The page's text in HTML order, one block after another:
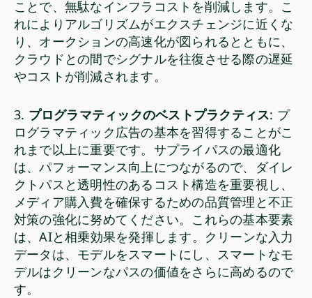
ことで、無駄なインフラコストを削減します。こ
れによりアルゴリズムがエクスチェンジに近くな
り、オークションの高速化が図られるとともに、
クラウドとの間でシグナルを往復させる際の遅延
やコストが削減されます。
3. プログラマティックのベストプラクティス: プ
ログラマティック広告の基本を習得することがこ
れまで以上に重要です。サプライパスの最適化
は、パフォーマンス向上につながるので、ダイレ
クトパスと透明性のあるコスト構造を重要視し、
メディア購入費を確保するための品質管理と不正
対策の強化に努めてください。これらの基本要素
は、AIと相乗効果を発揮します。クリーンな入力
データは、モデルをスマートにし、スマートなモ
デルはクリーンなパスの価値をさらに高めるので
す。